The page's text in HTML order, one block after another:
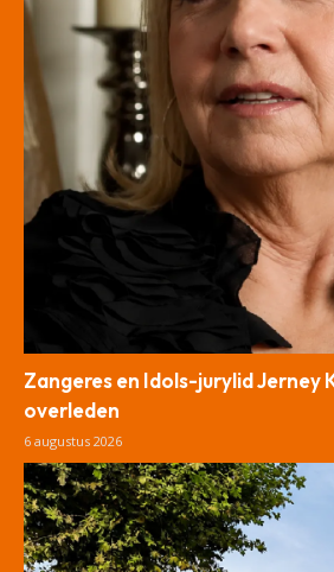
Zangeres en Idols-jurylid Jerney
overleden
6 augustus 2026